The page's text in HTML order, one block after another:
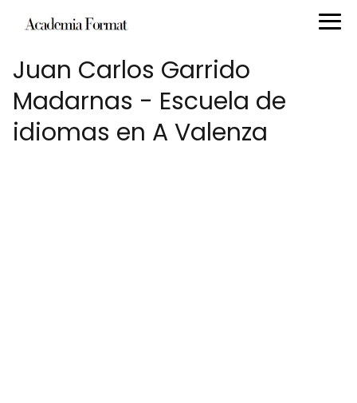
Juan Carlos Garrido
Madarnas - Escuela de
idiomas en A Valenza